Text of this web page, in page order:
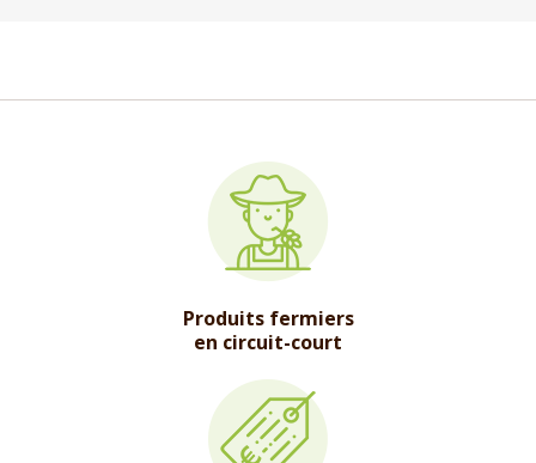
Produits fermiers
en circuit-court